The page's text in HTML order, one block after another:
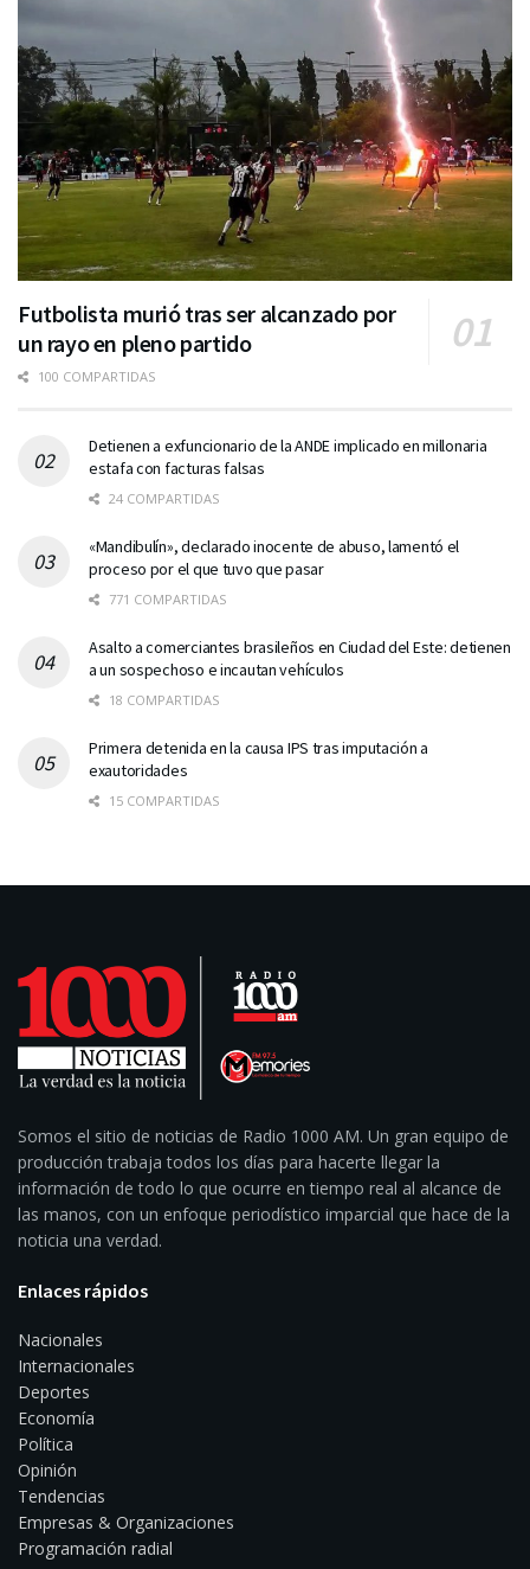
Futbolista murió tras ser alcanzado por
un rayo en pleno partido
100 COMPARTIDAS
Detienen a exfuncionario de la ANDE implicado en millonaria
estafa con facturas falsas
24 COMPARTIDAS
«Mandibulín», declarado inocente de abuso, lamentó el
proceso por el que tuvo que pasar
771 COMPARTIDAS
Asalto a comerciantes brasileños en Ciudad del Este: detienen
a un sospechoso e incautan vehículos
18 COMPARTIDAS
Primera detenida en la causa IPS tras imputación a
exautoridades
15 COMPARTIDAS
Somos el sitio de noticias de Radio 1000 AM. Un gran equipo de
producción trabaja todos los días para hacerte llegar la
información de todo lo que ocurre en tiempo real al alcance de
las manos, con un enfoque periodístico imparcial que hace de la
noticia una verdad.
Enlaces rápidos
Nacionales
Internacionales
Deportes
Economía
Política
Opinión
Tendencias
Empresas & Organizaciones
Programación radial